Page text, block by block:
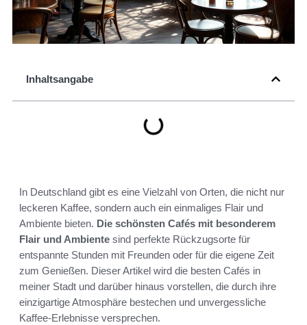
Inhaltsangabe
In Deutschland gibt es eine Vielzahl von Orten, die nicht nur
leckeren Kaffee, sondern auch ein einmaliges Flair und
Ambiente bieten. Die schönsten Cafés mit besonderem
Flair und Ambiente sind perfekte Rückzugsorte für
entspannte Stunden mit Freunden oder für die eigene Zeit
zum Genießen. Dieser Artikel wird die besten Cafés in
meiner Stadt und darüber hinaus vorstellen, die durch ihre
einzigartige Atmosphäre bestechen und unvergessliche
Kaffee-Erlebnisse versprechen.